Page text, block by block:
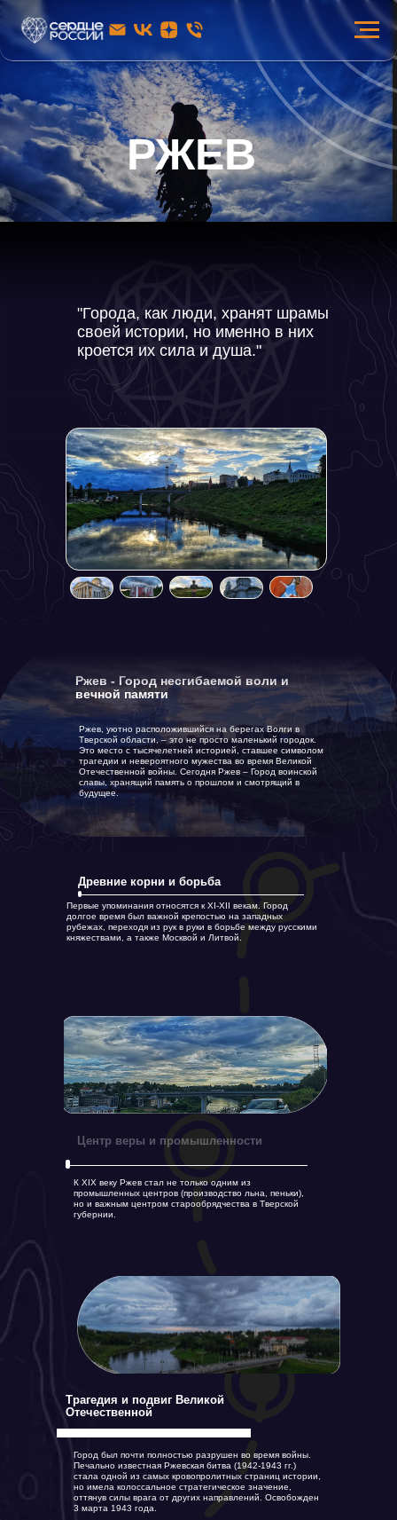
РЖЕВ
"Города, как люди, хранят шрамы
своей истории, но именно в них
кроется их сила и душа."
Ржев - Город несгибаемой воли и
вечной памяти
Ржев, уютно расположившийся на берегах Волги в
Тверской области, – это не просто маленький городок.
Это место с тысячелетней историей, ставшее символом
трагедии и невероятного мужества во время Великой
Отечественной войны. Сегодня Ржев – Город воинской
славы, хранящий память о прошлом и смотрящий в
будущее.
Древние корни и борьба
Трагедия и подвиг Великой
Отечественной
Первые упоминания относятся к XI-XII векам. Город
долгое время был важной крепостью на западных
рубежах, переходя из рук в руки в борьбе между русскими
княжествами, а также Москвой и Литвой.
Город был почти полностью разрушен во время войны.
Печально известная Ржевская битва (1942-1943 гг.)
стала одной из самых кровопролитных страниц истории,
но имела колоссальное стратегическое значение,
оттянув силы врага от других направлений. Освобожден
3 марта 1943 года.
К XIX веку Ржев стал не только одним из
промышленных центров (производство льна, пеньки),
но и важным центром старообрядчества в Тверской
губернии.
Центр веры и промышленности